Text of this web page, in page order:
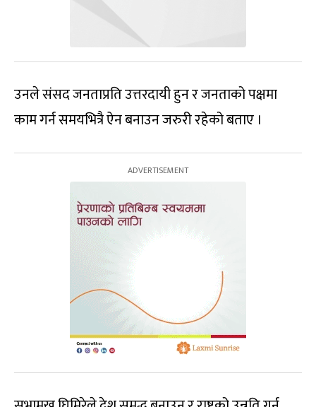
उनले संसद जनताप्रति उत्तरदायी हुन र जनताको पक्षमा
काम गर्न समयभित्रै ऐन बनाउन जरुरी रहेको बताए ।